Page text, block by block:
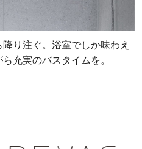
り注ぐ。浴室でしか味わえ
充実のバスタイムを。